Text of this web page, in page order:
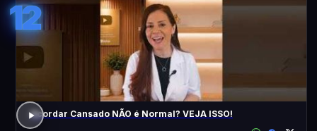
12
Acordar Cansado NÃO é Normal? VEJA ISSO!